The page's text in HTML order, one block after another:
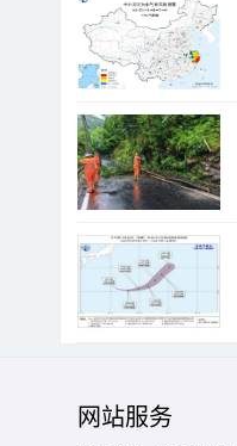
网站服务